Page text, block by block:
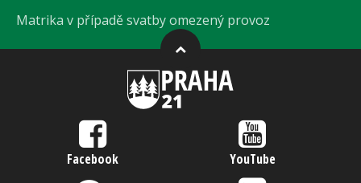
Matrika v případě svatby omezený provoz
Facebook YouTube